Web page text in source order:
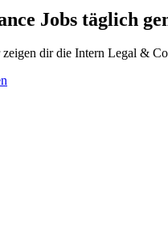
Jobs täglich
dir die Intern Legal &